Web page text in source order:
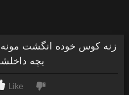
زنه کوس خوده انگشت
بچه
Like